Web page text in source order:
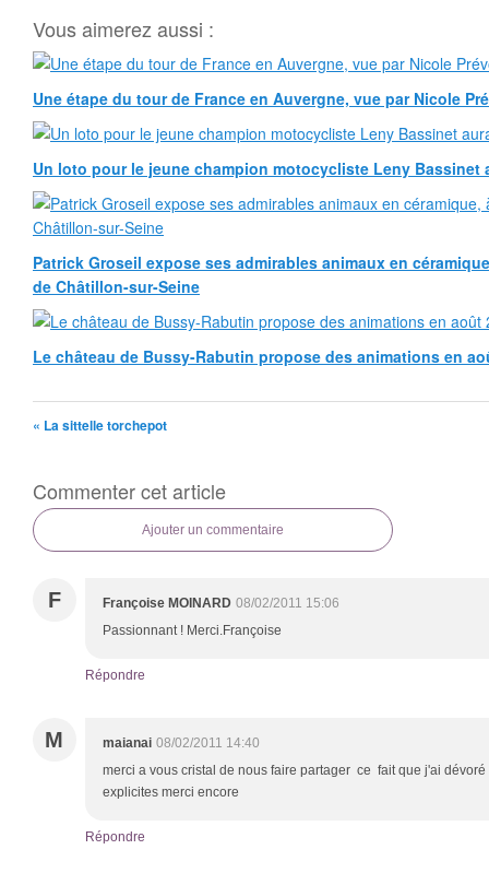
Vous aimerez aussi :
Une étape du tour de France en Auvergne, vue par Nicole
Un loto pour le jeune champion motocycliste Leny Bassinet
Patrick Groseil expose ses admirables animaux en
de Châtillon-sur-Seine
Le château de Bussy-Rabutin propose des animations en
« La sittelle torchepot
Commenter cet article
Ajouter un commentaire
F Françoise MOINARD 08/02/2011 15:06
Passionnant ! Merci.Françoise
Répondre
M maianai 08/02/2011 14:40
merci a vous cristal de nous faire partager ce fait que j'ai dévoré
explicites merci encore
Répondre